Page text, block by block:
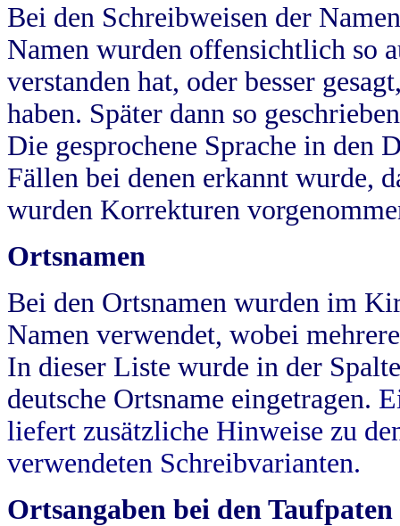
Bei den Schreibweisen der
Namen wurden offensichtlich so
verstanden hat, oder besser
haben. Später dann so
Die gesprochene Sprache in
Fällen bei denen erkannt wurde,
wurden Korrekturen
Ortsnamen
Bei den Ortsnamen wurden im
Namen verwendet, wobei
In dieser Liste wurde in der
deutsche Ortsname eingetragen.
liefert zusätzliche Hinweise zu
verwendeten Schreibvarianten.
Ortsangaben bei den Taufpaten